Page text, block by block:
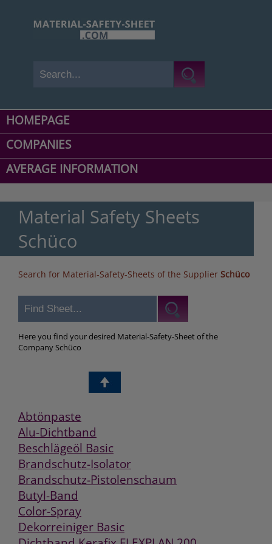
HOMEPAGE
COMPANIES
AVERAGE INFORMATION
Material Safety Sheets
Schüco
Search for Material-Safety-Sheets of the Supplier Schüco
Here you find your desired Material-Safety-Sheet of the
Company Schüco
Abtönpaste
Alu-Dichtband
Beschlägeöl Basic
Brandschutz-Isolator
Brandschutz-Pistolenschaum
Butyl-Band
Color-Spray
Dekorreiniger Basic